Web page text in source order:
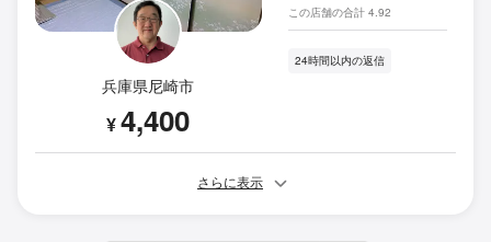
兵庫県尼崎市
¥4,400
この店舗の合計 4.92
24時間以内の返信
さらに表示